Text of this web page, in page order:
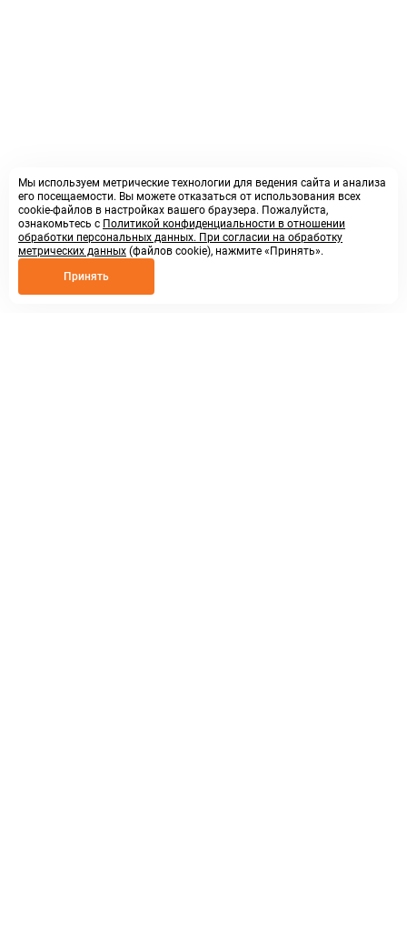
Мы используем метрические технологии для ведения сайта и анализа
его посещаемости. Вы можете отказаться от использования всех
cookie-файлов в настройках вашего браузера. Пожалуйста,
ознакомьтесь с Политикой конфиденциальности в отношении
обработки персональных данных. При согласии на обработку
метрических данных (файлов cookie), нажмите «Принять».
Принять